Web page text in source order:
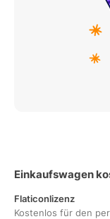
Einkaufswagen
Flaticonlizenz
Kostenlos für den